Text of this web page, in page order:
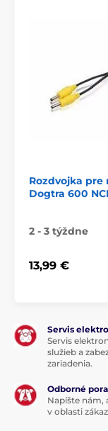
Rozdvojka pre
Dogtra 600
2 - 3 týždne
13,99 €
Servis
Servis
služieb a
zariadenia.
Odborné
Napíšte nám,
v oblasti